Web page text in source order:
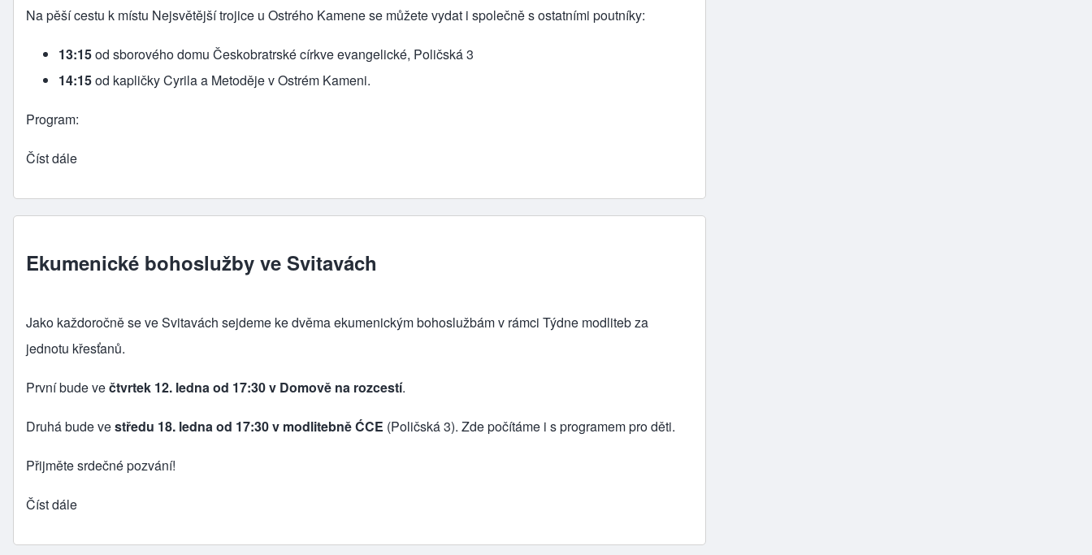
Na pěší cestu k místu Nejsvětější trojice u Ostrého Kamene se můžete vydat i společně s ostatními poutníky:
13:15od sborového domu Českobratrské církve evangelické, Poličská 3
14:15od kapličky Cyrila a Metoděje v Ostrém Kameni.
Program:
Číst dále
Ekumenické bohoslužby ve Svitavách
Jako každoročně se ve Svitavách sejdeme ke dvěma ekumenickým bohoslužbám v rámci Týdne modliteb za
jednotu křesťanů.
První bude večtvrtek 12. ledna od 17:30 v Domově na rozcestí.
Druhá bude vestředu 18. ledna od 17:30 v modlitebně ĆCE (Poličská 3). Zde počítáme i s programem pro děti.
Přijměte srdečné pozvání!
Číst dále